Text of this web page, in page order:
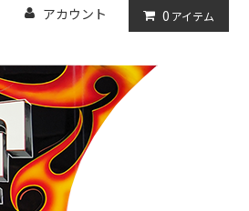
アカウント 0 アイテム